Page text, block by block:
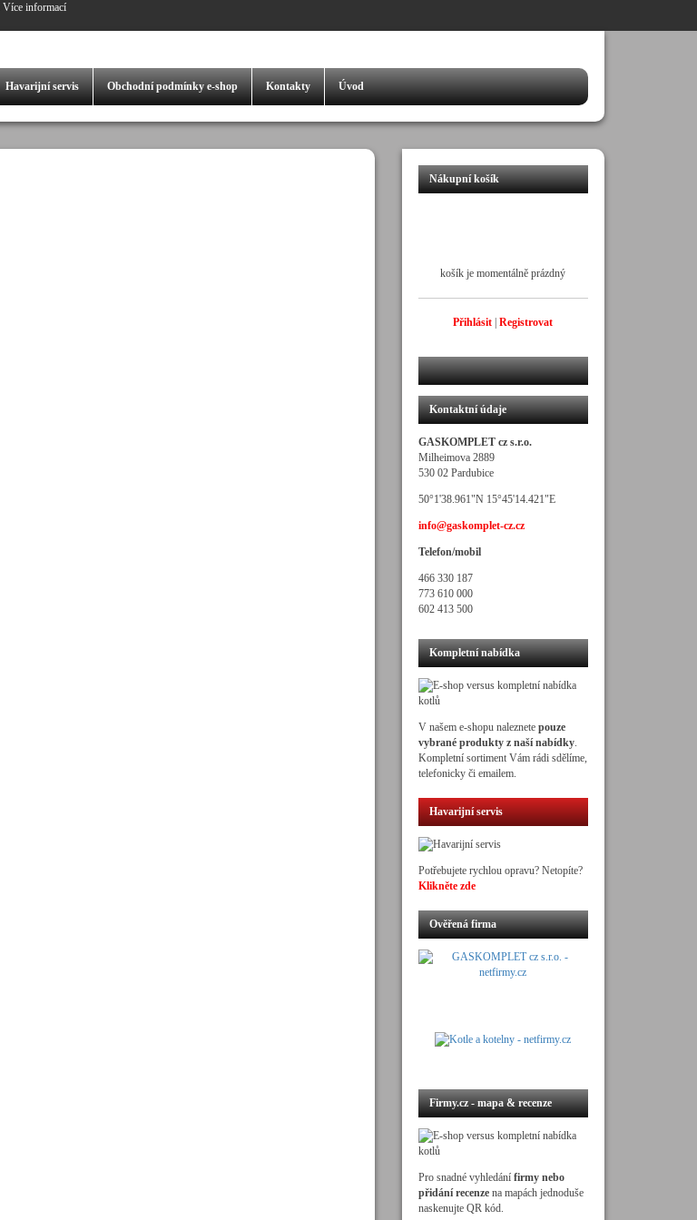
Více informací
košík je momentálně prázdný
Přihlásit |Registrovat
Havarijní servis Obchodní podmínky e-shop Kontakty Úvod
Nákupní košík
Kontaktní údaje
GASKOMPLET cz s.r.o.
Milheimova 2889
530 02 Pardubice
50°1'38.961"N 15°45'14.421"E
info@gaskomplet-cz.cz
Telefon/mobil
466 330 187
773 610 000
602 413 500
Kompletní nabídka
V našem e-shopu naleznete pouze
vybrané produkty z naší nabídky.
Kompletní sortiment Vám rádi sdělíme,
telefonicky či emailem.
Havarijní servis
Potřebujete rychlou opravu? Netopíte?
Klikněte zde
Ověřená firma
Firmy.cz - mapa & recenze
Pro snadné vyhledání firmy nebo
přidání recenzena mapách jednoduše
naskenujte QR kód.